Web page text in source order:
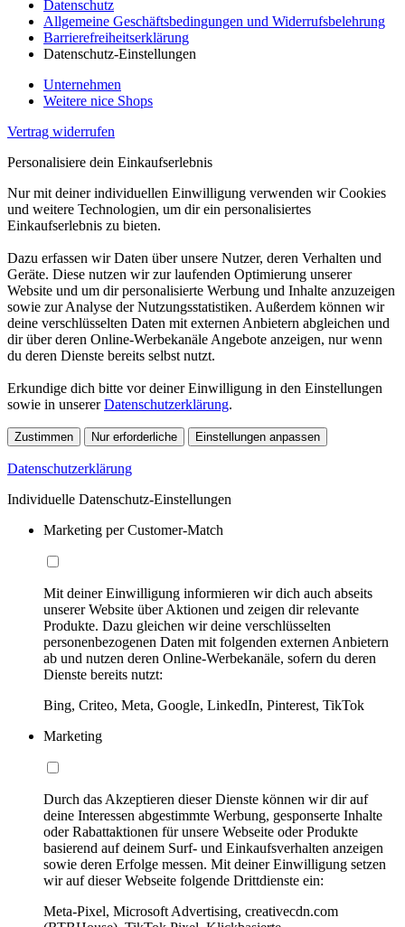
Datenschutz
Allgemeine Geschäftsbedingungen und Widerrufsbelehrung
Barrierefreiheitserklärung
Datenschutz-Einstellungen
Unternehmen
Weitere nice Shops
Vertrag widerrufen
Personalisiere dein Einkaufserlebnis
Nur mit deiner individuellen Einwilligung verwenden wir Cookies
und weitere Technologien, um dir ein personalisiertes
Einkaufserlebnis zu bieten.
Dazu erfassen wir Daten über unsere Nutzer, deren Verhalten und
Geräte. Diese nutzen wir zur laufenden Optimierung unserer
Website und um dir personalisierte Werbung und Inhalte anzuzeigen
sowie zur Analyse der Nutzungsstatistiken. Außerdem können wir
deine verschlüsselten Daten mit externen Anbietern abgleichen und
dir über deren Online-Werbekanäle Angebote anzeigen, nur wenn
du deren Dienste bereits selbst nutzt.
Erkundige dich bitte vor deiner Einwilligung in den Einstellungen
sowie in unsererDatenschutzerklärung.
Zustimmen Nur erforderliche Einstellungen anpassen
Datenschutzerklärung
Individuelle Datenschutz-Einstellungen
Marketing per Customer-Match
Mit deiner Einwilligung informieren wir dich auch abseits
unserer Website über Aktionen und zeigen dir relevante
Produkte. Dazu gleichen wir deine verschlüsselten
personenbezogenen Daten mit folgenden externen Anbietern
ab und nutzen deren Online-Werbekanäle, sofern du deren
Dienste bereits nutzt:
Bing, Criteo, Meta, Google, LinkedIn, Pinterest, TikTok
Marketing
Durch das Akzeptieren dieser Dienste können wir dir auf
deine Interessen abgestimmte Werbung, gesponserte Inhalte
oder Rabattaktionen für unsere Webseite oder Produkte
basierend auf deinem Surf- und Einkaufsverhalten anzeigen
sowie deren Erfolge messen. Mit deiner Einwilligung setzen
wir auf dieser Webseite folgende Drittdienste ein:
Meta-Pixel, Microsoft Advertising, creativecdn.com